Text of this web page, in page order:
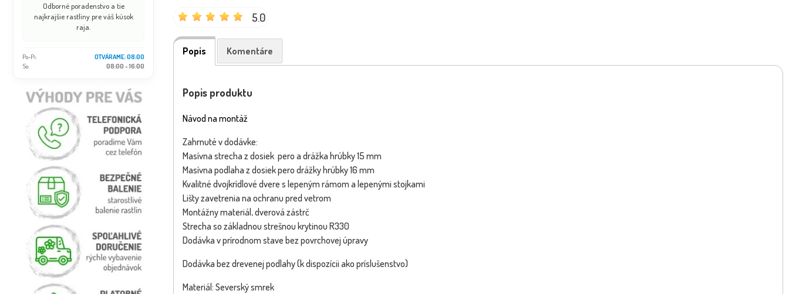
Odborné poradenstvo a tie
najkrajšie rastliny pre váš kúsok
raja.
Po-Pi:
OTVÁRAME: 08:00
So:
08:00 - 16:00
5.0
Popis Komentáre
Popis produktu
Návod na montáž
Zahrnuté v dodávke:
Masívna strecha z dosiek pero a drážka hrúbky 15 mm
Masívna podlaha z dosiek pero drážky hrúbky 16 mm
Kvalitné dvojkrídlové dvere s lepeným rámom a lepenými stojkami
Lišty zavetrenia na ochranu pred vetrom
Montážny materiál, dverová zástrč
Strecha so základnou strešnou krytinou R330
Dodávka v prírodnom stave bez povrchovej úpravy
Dodávka bez drevenej podlahy (k dispozícii ako príslušenstvo)
Materiál: Severský smrek